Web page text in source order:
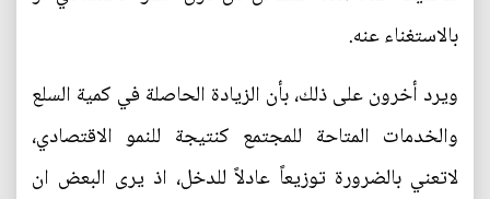
بالاستغناء عنه.
ويرد أخرون على ذلك، بأن الزيادة الحاصلة في كمية السلع
والخدمات المتاحة للمجتمع كنتيجة للنمو الاقتصادي،
لاتعني بالضرورة توزيعاً عادلاً للدخل، اذ يرى البعض ان